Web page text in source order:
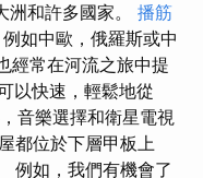
和許多國家。 播筋
如中歐，俄羅斯或中
經常在河流之旅中提
以快速，輕鬆地從
音樂選擇和衛星電視
都位於下層甲板上
例如，我們有機會了